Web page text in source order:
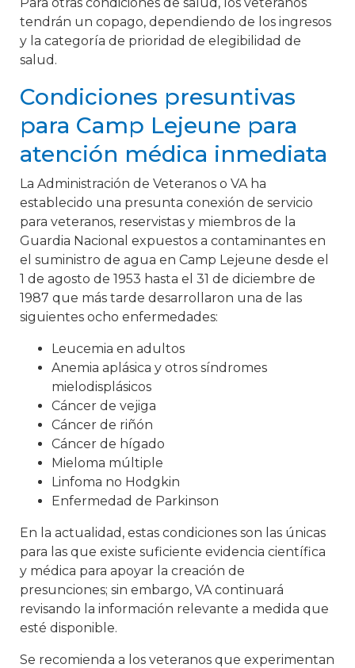
tendrán un copago, dependiendo de los ingresos
y la categoría de prioridad de elegibilidad de
salud.
Condiciones presuntivas
para Camp Lejeune para
atención médica inmediata
La Administración de Veteranos o VA ha
establecido una presunta conexión de servicio
para veteranos, reservistas y miembros de la
Guardia Nacional expuestos a contaminantes en
el suministro de agua en Camp Lejeune desde el
1 de agosto de 1953 hasta el 31 de diciembre de
1987 que más tarde desarrollaron una de las
siguientes ocho enfermedades:
Leucemia en adultos
Anemia aplásica y otros síndromes
mielodisplásicos
Cáncer de vejiga
Cáncer de riñón
Cáncer de hígado
Mieloma múltiple
Linfoma no Hodgkin
Enfermedad de Parkinson
En la actualidad, estas condiciones son las únicas
para las que existe suficiente evidencia científica
y médica para apoyar la creación de
presunciones; sin embargo, VA continuará
revisando la información relevante a medida que
esté disponible.
Se recomienda a los veteranos que experimentan